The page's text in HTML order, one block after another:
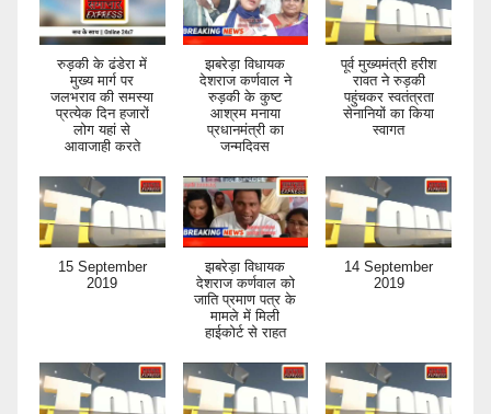
रुड़की के ढंडेरा में
मुख्य मार्ग पर
जलभराव की समस्या
प्रत्येक दिन हजारों
लोग यहां से
आवाजाही करते
झबरेड़ा विधायक
देशराज कर्णवाल ने
रुड़की के कुष्ट
आश्रम मनाया
प्रधानमंत्री का
जन्मदिवस
पूर्व मुख्यमंत्री हरीश
रावत ने रुड़की
पहुंचकर स्वतंत्रता
सेनानियों का किया
स्वागत
15 September
2019
झबरेड़ा विधायक
देशराज कर्णवाल को
जाति प्रमाण पत्र के
मामले में मिली
हाईकोर्ट से राहत
14 September
2019